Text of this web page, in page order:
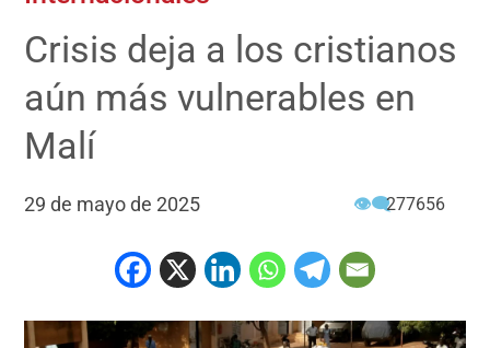
Crisis deja a los cristianos
aún más vulnerables en
Malí
29 de mayo de 2025 👁‍🗨277656